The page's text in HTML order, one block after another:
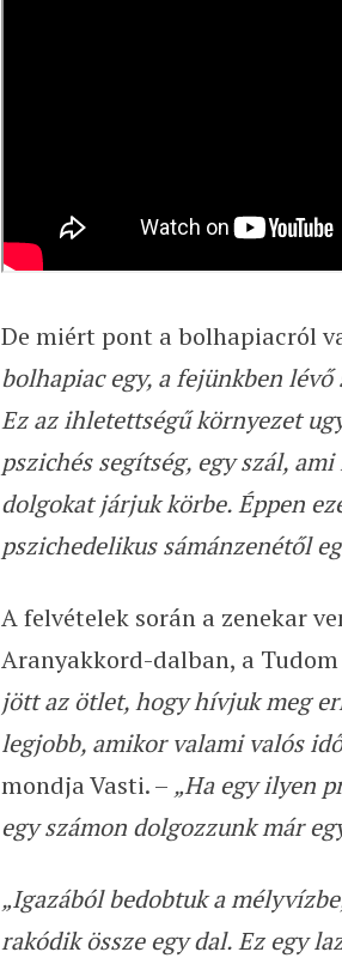
De miért pont a bolhapiacról
bolhapiac egy, a fejünkben
Ez az ihletettségű környezet
pszichés segítség, egy szál,
dolgokat járjuk körbe. Éppen
pszichedelikus sámánzenétől
A felvételek során a zenekar
Aranyakkord-dalban, a
jött az ötlet, hogy hívjuk meg
legjobb, amikor valami valós
mondja Vasti. – „Ha egy ilyen
egy számon dolgozzunk már
„Igazából bedobtuk a
rakódik össze egy dal. Ez egy